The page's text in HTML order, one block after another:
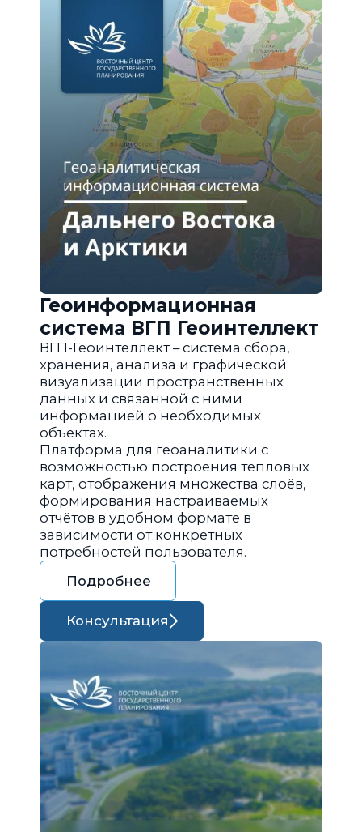
Геоинформационная
система ВГП Геоинтеллект
ВГП-Геоинтеллект – система сбора,
хранения, анализа и графической
визуализации пространственных
данных и связанной с ними
информацией о необходимых
объектах.
Платформа для геоаналитики с
возможностью построения тепловых
карт, отображения множества слоёв,
формирования настраиваемых
отчётов в удобном формате в
зависимости от конкретных
потребностей пользователя.
Подробнее
Консультация